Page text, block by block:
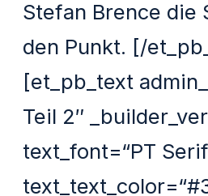
Stefan Brence die
den Punkt. [/
[et_pb_text
Teil 2″
text_font=“PT